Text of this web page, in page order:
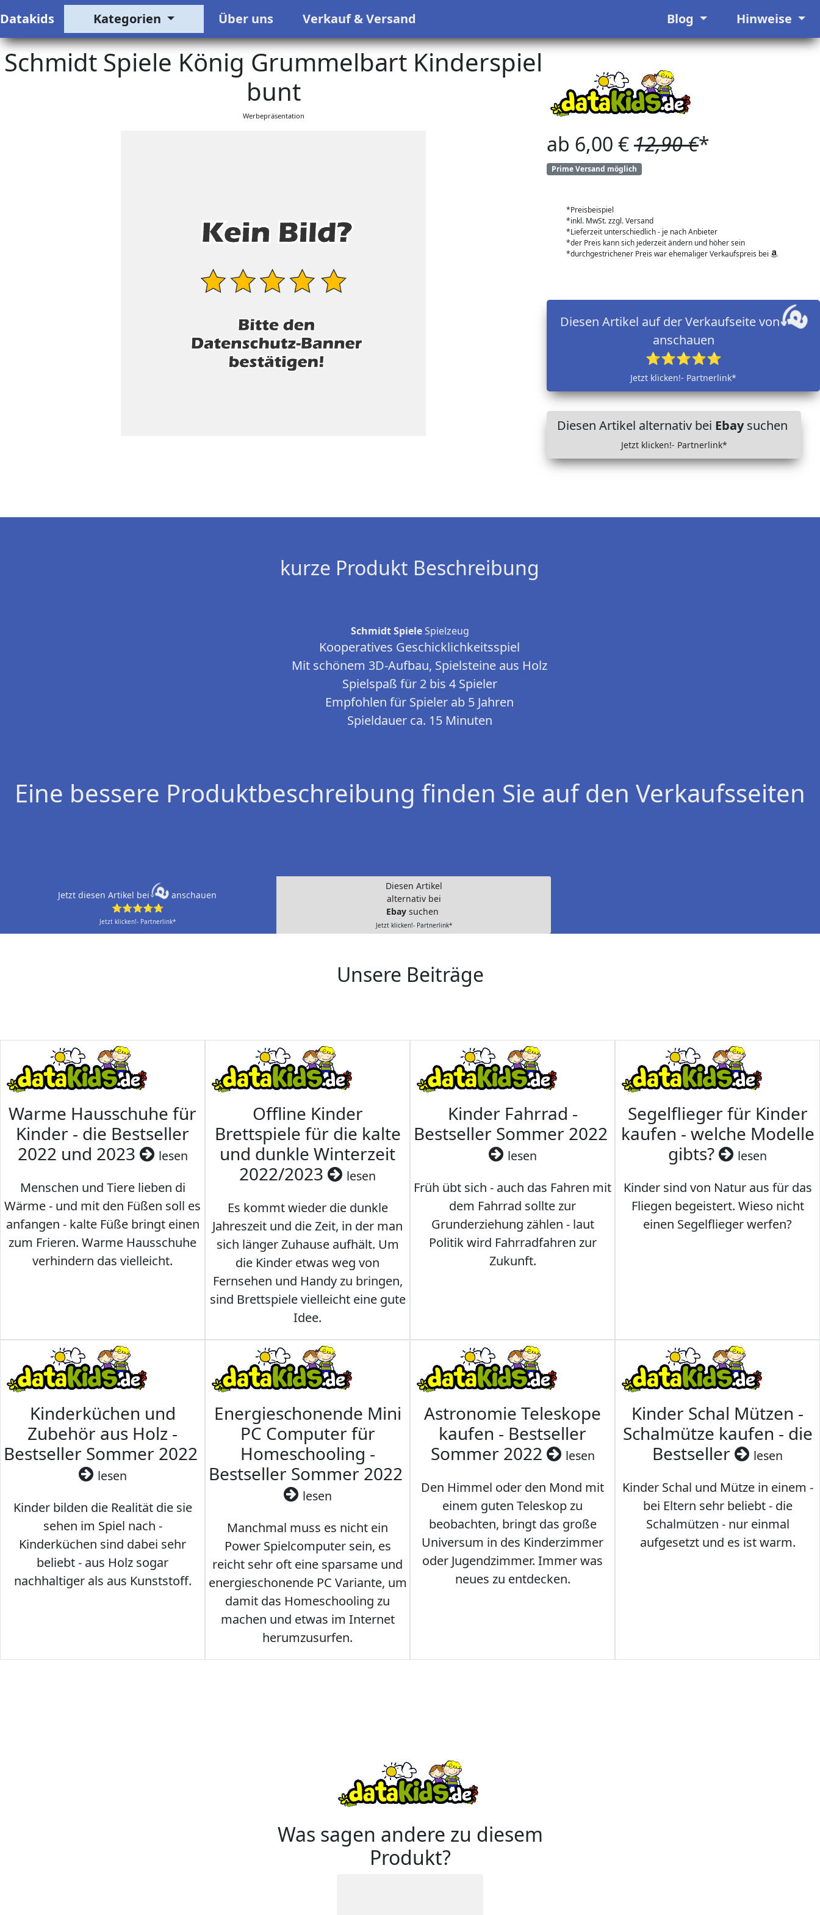
Datakids Kategorien Über uns Verkauf & Versand Blog Hinweise
Schmidt Spiele König Grummelbart Kinderspiel
bunt
Werbepräsentation
ab 6,00 €12,90 €*
Prime Versand möglich
*Preisbeispiel
*inkl. MwSt. zzgl. Versand
*Lieferzeit unterschiedlich - je nach Anbieter
*der Preis kann sich jederzeit ändern und höher sein
*durchgestrichener Preis war ehemaliger Verkaufspreis bei
Diesen Artikel auf der Verkaufseite von
anschauen
⭐⭐⭐⭐⭐
Jetzt klicken!- Partnerlink*
Diesen Artikel alternativ bei Ebaysuchen
Jetzt klicken!- Partnerlink*
kurze Produkt Beschreibung
Schmidt SpieleSpielzeug
Kooperatives Geschicklichkeitsspiel
Mit schönem 3D-Aufbau, Spielsteine aus Holz
Spielspaß für 2 bis 4 Spieler
Empfohlen für Spieler ab 5 Jahren
Spieldauer ca. 15 Minuten
Eine bessere Produktbeschreibung finden Sie auf den Verkaufsseiten
Jetzt diesen Artikel bei
anschauen
⭐⭐⭐⭐⭐
Jetzt klicken!- Partnerlink*
Diesen Artikel
alternativ bei
Ebay suchen
Jetzt klicken!- Partnerlink*
Unsere Beiträge
Warme Hausschuhe für
Kinder - die Bestseller
2022 und 2023
lesen
Menschen und Tiere lieben di
Wärme - und mit den Füßen soll es
anfangen - kalte Füße bringt einen
zum Frieren. Warme Hausschuhe
verhindern das vielleicht.
Offline Kinder
Brettspiele für die kalte
und dunkle Winterzeit
2022/2023
lesen
Es kommt wieder die dunkle
Jahreszeit und die Zeit, in der man
sich länger Zuhause aufhält. Um
die Kinder etwas weg von
Fernsehen und Handy zu bringen,
sind Brettspiele vielleicht eine gute
Idee.
Kinder Fahrrad -
Bestseller Sommer 2022
lesen
Früh übt sich - auch das Fahren mit
dem Fahrrad sollte zur
Grunderziehung zählen - laut
Politik wird Fahrradfahren zur
Zukunft.
Segelflieger für Kinder
kaufen - welche Modelle
gibts?
lesen
Kinder sind von Natur aus für das
Fliegen begeistert. Wieso nicht
einen Segelflieger werfen?
Kinderküchen und
Zubehör aus Holz -
Bestseller Sommer 2022
lesen
Kinder bilden die Realität die sie
sehen im Spiel nach -
Kinderküchen sind dabei sehr
beliebt - aus Holz sogar
nachhaltiger als aus Kunststoff.
Energieschonende Mini
PC Computer für
Homeschooling -
Bestseller Sommer 2022
lesen
Manchmal muss es nicht ein
Power Spielcomputer sein, es
reicht sehr oft eine sparsame und
energieschonende PC Variante, um
damit das Homeschooling zu
machen und etwas im Internet
herumzusurfen.
Astronomie Teleskope
kaufen - Bestseller
Sommer 2022
lesen
Den Himmel oder den Mond mit
einem guten Teleskop zu
beobachten, bringt das große
Universum in des Kinderzimmer
oder Jugendzimmer. Immer was
neues zu entdecken.
Kinder Schal Mützen -
Schalmütze kaufen - die
Bestseller
lesen
Kinder Schal und Mütze in einem -
bei Eltern sehr beliebt - die
Schalmützen - nur einmal
aufgesetzt und es ist warm.
Was sagen andere zu diesem
Produkt?